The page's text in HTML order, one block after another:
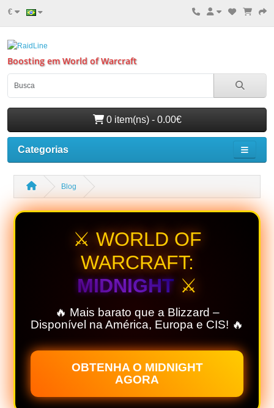
€
Boosting em World of Warcraft
0 item(ns) - 0.00€
Categorias
Blog
⚔️ WORLD OF
WARCRAFT:
MIDNIGHT⚔️
🔥 Mais barato que a Blizzard –
Disponível na América, Europa e CIS! 🔥
OBTENHA O MIDNIGHT
AGORA